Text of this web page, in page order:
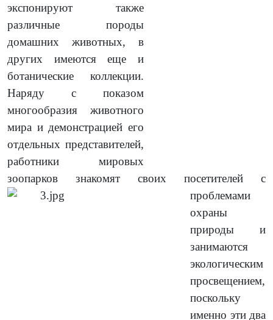
экспонируют также
различные породы
домашних животных, в
других имеются еще и
ботанические коллекции.
Наряду с показом
многообразия животного
мира и демонстрацией его
отдельных представителей,
работники мировых
зоопарков знакомят своих посетителей с
проблемами
охраны
природы и
занимаются
экологическим
просвещением,
поскольку
именно эти два